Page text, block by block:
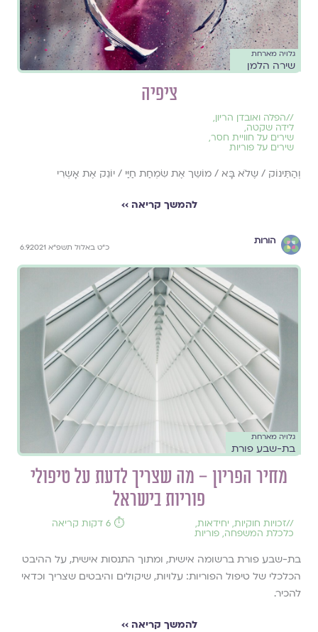
גלויה מארחת
שירה הלמן
ציפיה
//הפלה ואובדן הריון,
לידה שקטה,
שירים על חוויית חסר,
שירים על פוריות
וְהַתִִּינוֹק / שֶלֹא בָּא / מוֹשֵך אֶת שִׂמְחַת חַיַּי / יוֹנֵק אֶת אָשְרִי
להמשך קריאה ››
הורות
כ"ט באלול תשפ"א 6.9.2021
גלויה מארחת
בת-שבע פורת
מחיר הפריון – מה שצריך לדעת על טיפולי
פוריות בישראל
//זכויות חוקיות, יחידאות,
כלכלת המשפחה, פוריות
⏱️ 6 דקות קריאה
בת-שבע פורת ברשומה אישית, ומתוך התנסות אישית, על ההיבט
הכלכלי של טיפול הפוריות: עלויות, שיקולים והיבטים שצריך וכדאי
להכיר.
להמשך קריאה ››